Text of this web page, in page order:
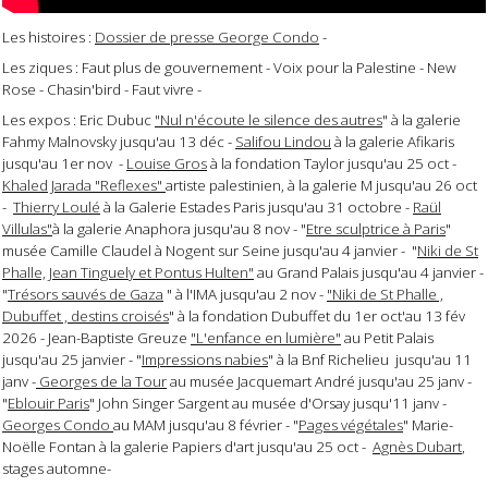
Les histoires : Dossier de presse George Condo -
Les ziques : Faut plus de gouvernement - Voix pour la Palestine - New
Rose - Chasin'bird - Faut vivre -
Les expos : Eric Dubuc "Nul n'écoute le silence des autres" à la galerie
Fahmy Malnovsky jusqu'au 13 déc - Salifou Lindou à la galerie Afikaris
jusqu'au 1er nov - Louise Grosà la fondation Taylor jusqu'au 25 oct -
Khaled Jarada "Reflexes" artiste palestinien, à la galerie M jusqu'au 26 oct
- Thierry Loulé à la Galerie Estades Paris jusqu'au 31 octobre - Raül
Villulas"à la galerie Anaphora jusqu'au 8 nov - "Etre sculptrice à Paris"
musée Camille Claudel à Nogent sur Seine jusqu'au 4 janvier - "Niki de St
Phalle, Jean Tinguely et Pontus Hulten" au Grand Palais jusqu'au 4 janvier -
"Trésors sauvés de Gaza " à l'IMA jusqu'au 2 nov - "Niki de St Phalle ,
Dubuffet , destins croisés" à la fondation Dubuffet du 1er oct'au 13 fév
2026 - Jean-Baptiste Greuze "L'enfance en lumière" au Petit Palais
jusqu'au 25 janvier - "Impressions nabies" à la Bnf Richelieu jusqu'au 11
janv - Georges de la Tourau musée Jacquemart André jusqu'au 25 janv -
"Eblouir Paris" John Singer Sargent au musée d'Orsay jusqu'11 janv -
Georges Condo au MAM jusqu'au 8 février - "Pages végétales" Marie-
Noëlle Fontan à la galerie Papiers d'art jusqu'au 25 oct - Agnès Dubart,
stages automne-